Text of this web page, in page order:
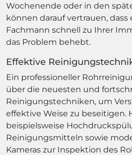
Wochenende oder in den
können darauf vertrauen,
Fachmann schnell zu Ihrer
das Problem behebt.
Effektive
Ein professioneller
über die neuesten und
Reinigungstechniken, um
effektive Weise zu beseitigen.
beispielsweise
Reinigungsmitteln sowie
Kameras zur Inspektion des